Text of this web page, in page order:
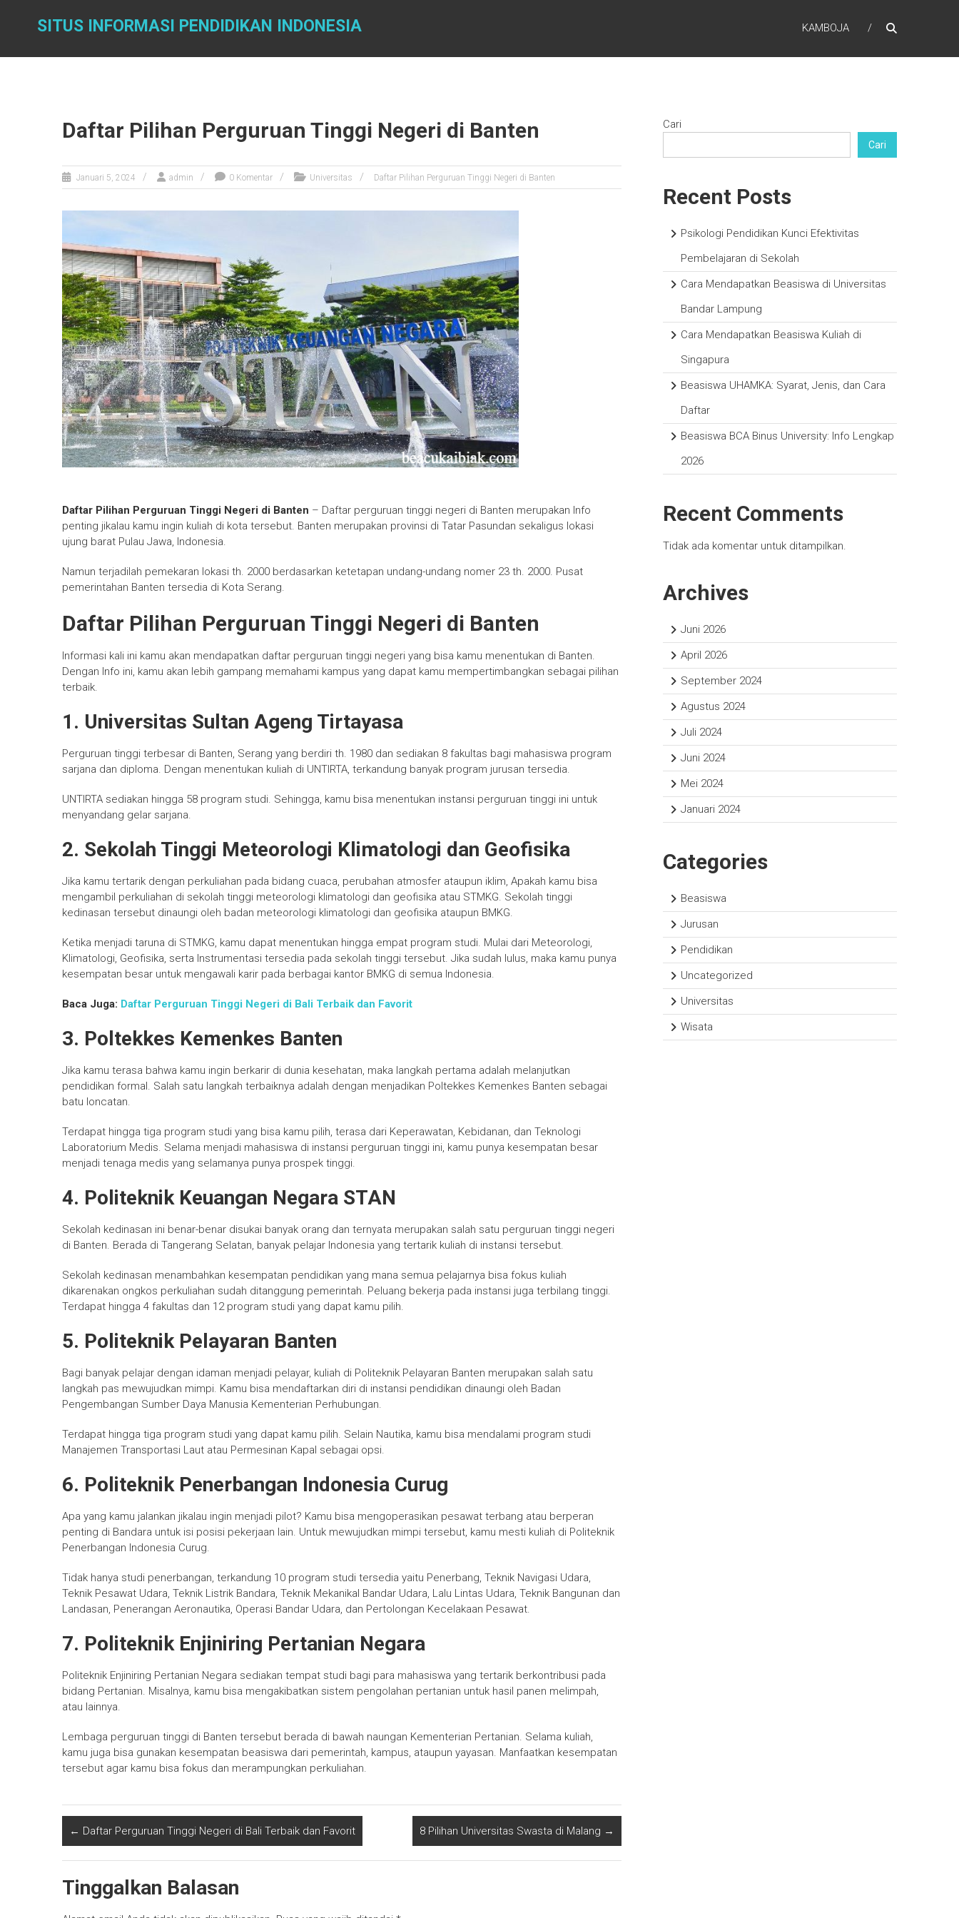
SITUS INFORMASI PENDIDIKAN INDONESIA KAMBOJA
Daftar Pilihan Perguruan Tinggi Negeri di Banten
Januari 5, 2024 admin 0 Komentar Universitas Daftar Pilihan Perguruan Tinggi Negeri di Banten
Daftar Pilihan Perguruan Tinggi Negeri di Banten – Daftar perguruan tinggi negeri di Banten merupakan Info
penting jikalau kamu ingin kuliah di kota tersebut. Banten merupakan provinsi di Tatar Pasundan sekaligus lokasi
ujung barat Pulau Jawa, Indonesia.
Namun terjadilah pemekaran lokasi th. 2000 berdasarkan ketetapan undang-undang nomer 23 th. 2000. Pusat
pemerintahan Banten tersedia di Kota Serang.
Daftar Pilihan Perguruan Tinggi Negeri di Banten
Informasi kali ini kamu akan mendapatkan daftar perguruan tinggi negeri yang bisa kamu menentukan di Banten.
Dengan Info ini, kamu akan lebih gampang memahami kampus yang dapat kamu mempertimbangkan sebagai pilihan
terbaik.
1. Universitas Sultan Ageng Tirtayasa
Perguruan tinggi terbesar di Banten, Serang yang berdiri th. 1980 dan sediakan 8 fakultas bagi mahasiswa program
sarjana dan diploma. Dengan menentukan kuliah di UNTIRTA, terkandung banyak program jurusan tersedia.
UNTIRTA sediakan hingga 58 program studi. Sehingga, kamu bisa menentukan instansi perguruan tinggi ini untuk
menyandang gelar sarjana.
2. Sekolah Tinggi Meteorologi Klimatologi dan Geofisika
Jika kamu tertarik dengan perkuliahan pada bidang cuaca, perubahan atmosfer ataupun iklim, Apakah kamu bisa
mengambil perkuliahan di sekolah tinggi meteorologi klimatologi dan geofisika atau STMKG. Sekolah tinggi
kedinasan tersebut dinaungi oleh badan meteorologi klimatologi dan geofisika ataupun BMKG.
Ketika menjadi taruna di STMKG, kamu dapat menentukan hingga empat program studi. Mulai dari Meteorologi,
Klimatologi, Geofisika, serta Instrumentasi tersedia pada sekolah tinggi tersebut. Jika sudah lulus, maka kamu punya
kesempatan besar untuk mengawali karir pada berbagai kantor BMKG di semua Indonesia.
Baca Juga: Daftar Perguruan Tinggi Negeri di Bali Terbaik dan Favorit
3. Poltekkes Kemenkes Banten
Jika kamu terasa bahwa kamu ingin berkarir di dunia kesehatan, maka langkah pertama adalah melanjutkan
pendidikan formal. Salah satu langkah terbaiknya adalah dengan menjadikan Poltekkes Kemenkes Banten sebagai
batu loncatan.
Terdapat hingga tiga program studi yang bisa kamu pilih, terasa dari Keperawatan, Kebidanan, dan Teknologi
Laboratorium Medis. Selama menjadi mahasiswa di instansi perguruan tinggi ini, kamu punya kesempatan besar
menjadi tenaga medis yang selamanya punya prospek tinggi.
4. Politeknik Keuangan Negara STAN
Sekolah kedinasan ini benar-benar disukai banyak orang dan ternyata merupakan salah satu perguruan tinggi negeri
di Banten. Berada di Tangerang Selatan, banyak pelajar Indonesia yang tertarik kuliah di instansi tersebut.
Sekolah kedinasan menambahkan kesempatan pendidikan yang mana semua pelajarnya bisa fokus kuliah
dikarenakan ongkos perkuliahan sudah ditanggung pemerintah. Peluang bekerja pada instansi juga terbilang tinggi.
Terdapat hingga 4 fakultas dan 12 program studi yang dapat kamu pilih.
5. Politeknik Pelayaran Banten
Bagi banyak pelajar dengan idaman menjadi pelayar, kuliah di Politeknik Pelayaran Banten merupakan salah satu
langkah pas mewujudkan mimpi. Kamu bisa mendaftarkan diri di instansi pendidikan dinaungi oleh Badan
Pengembangan Sumber Daya Manusia Kementerian Perhubungan.
Terdapat hingga tiga program studi yang dapat kamu pilih. Selain Nautika, kamu bisa mendalami program studi
Manajemen Transportasi Laut atau Permesinan Kapal sebagai opsi.
6. Politeknik Penerbangan Indonesia Curug
Apa yang kamu jalankan jikalau ingin menjadi pilot? Kamu bisa mengoperasikan pesawat terbang atau berperan
penting di Bandara untuk isi posisi pekerjaan lain. Untuk mewujudkan mimpi tersebut, kamu mesti kuliah di Politeknik
Penerbangan Indonesia Curug.
Tidak hanya studi penerbangan, terkandung 10 program studi tersedia yaitu Penerbang, Teknik Navigasi Udara,
Teknik Pesawat Udara, Teknik Listrik Bandara, Teknik Mekanikal Bandar Udara, Lalu Lintas Udara, Teknik Bangunan dan
Landasan, Penerangan Aeronautika, Operasi Bandar Udara, dan Pertolongan Kecelakaan Pesawat.
7. Politeknik Enjiniring Pertanian Negara
Politeknik Enjiniring Pertanian Negara sediakan tempat studi bagi para mahasiswa yang tertarik berkontribusi pada
bidang Pertanian. Misalnya, kamu bisa mengakibatkan sistem pengolahan pertanian untuk hasil panen melimpah,
atau lainnya.
Lembaga perguruan tinggi di Banten tersebut berada di bawah naungan Kementerian Pertanian. Selama kuliah,
kamu juga bisa gunakan kesempatan beasiswa dari pemerintah, kampus, ataupun yayasan. Manfaatkan kesempatan
tersebut agar kamu bisa fokus dan merampungkan perkuliahan.
← Daftar Perguruan Tinggi Negeri di Bali Terbaik dan Favorit 8 Pilihan Universitas Swasta di Malang →
Tinggalkan Balasan
Cari
Cari
Recent Posts
Psikologi Pendidikan Kunci Efektivitas
Pembelajaran di Sekolah
Cara Mendapatkan Beasiswa di Universitas
Bandar Lampung
Cara Mendapatkan Beasiswa Kuliah di
Singapura
Beasiswa UHAMKA: Syarat, Jenis, dan Cara
Daftar
Beasiswa BCA Binus University: Info Lengkap
2026
Recent Comments
Tidak ada komentar untuk ditampilkan.
Archives
Juni 2026
April 2026
September 2024
Agustus 2024
Juli 2024
Juni 2024
Mei 2024
Januari 2024
Categories
Beasiswa
Jurusan
Pendidikan
Uncategorized
Universitas
Wisata